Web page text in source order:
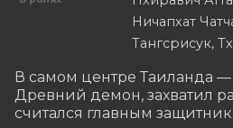
Ничапхат
Тангсрисук,
В самом центре Таиланда
Древний демон, захватил
считался главным